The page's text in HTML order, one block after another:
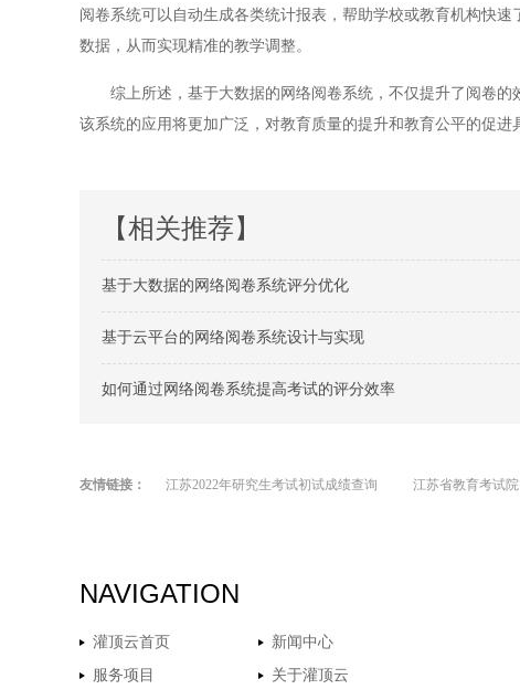
阅卷系统可以自动生成各类统计报表，帮助学校或教育机构快
数据，从而实现精准的教学调整。
综上所述，基于大数据的网络阅卷系统，不仅提升了阅卷的
该系统的应用将更加广泛，对教育质量的提升和教育公平的促进
【相关推荐】
基于大数据的网络阅卷系统评分优化
基于云平台的网络阅卷系统设计与实现
如何通过网络阅卷系统提高考试的评分效率
友情链接： 江苏2022年研究生考试初试成绩查询 江苏省教育考试院
NAVIGATION
灌顶云首页
新闻中心
服务项目
关于灌顶云